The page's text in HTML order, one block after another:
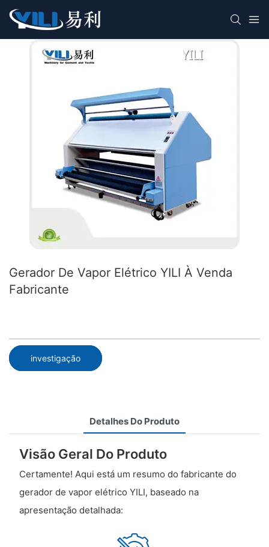
Gerador De Vapor Elétrico YILI À Venda​
Fabricante
investigação
Detalhes Do Produto
Visão Geral Do Produto
Certamente! Aqui está um resumo do fabricante do
gerador de vapor elétrico YILI, baseado na
apresentação detalhada: